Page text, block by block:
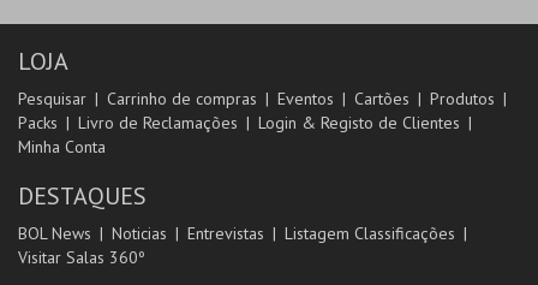
LOJA
Pesquisar Carrinho de compras Eventos Cartões
Produtos
Packs
Livro de Reclamações
Login & Registo de Clientes
Minha Conta
DESTAQUES
BOL News Noticias Entrevistas
Listagem Classificações
Visitar Salas 360º